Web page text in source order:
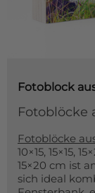
Fotoblock
Fotoblöcke
Fotoblöcke
10×15, 15×15,
15×20 cm ist
sich ideal